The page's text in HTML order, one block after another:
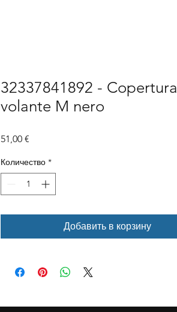
32337841892 - Copertura
volante M nero
51,00 €
Количество *
Добавить в корзину